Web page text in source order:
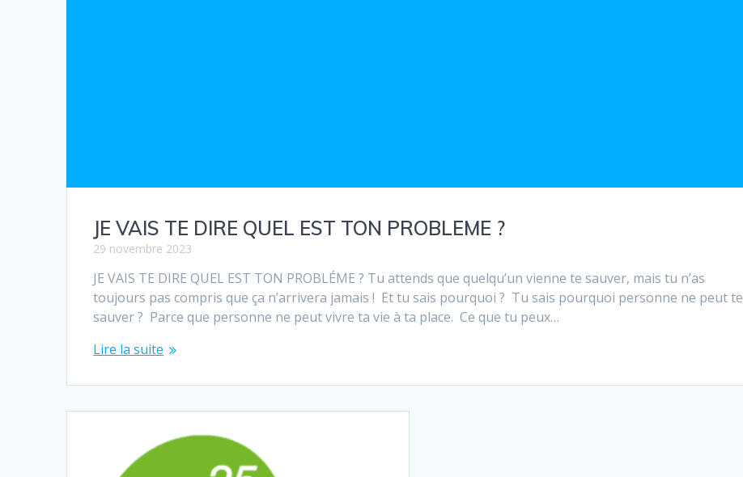
JE VAIS TE DIRE QUEL EST TON PROBLEME ?
29 novembre 2023
JE VAIS TE DIRE QUEL EST TON PROBLÉME ? Tu attends que quelqu’un vienne te sauver, mais tu n’as
toujours pas compris que ça n’arrivera jamais ! Et tu sais pourquoi ? Tu sais pourquoi personne ne peut te
sauver ? Parce que personne ne peut vivre ta vie à ta place. Ce que tu peux…
Lire la suite